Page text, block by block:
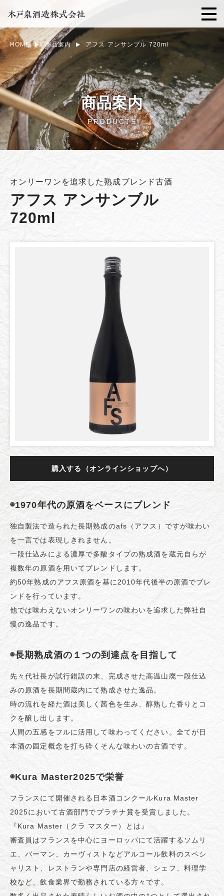
商品案内
PRODUCTS
HOME 商品案内 アフス アンサンブル 720ml
オンリーワンを追求した熟成ブレンド古酒
アフス アンサンブル
720ml
購入する（オンラインショップへ）
◉1970年代の原酒をベースにブレンド
独自製法で造られた長期熟成のafs（アフス）ですが味わい
を一言では表現しきれません。
一段仕込みによる濃厚で多酸タイプの熟成酒を蔵元自らが
複数年の原酒を用いてブレンドします。
約50年熟成のアフス原酒を基に2010年代後半の原酒でブレ
ンドを行っています。
他では味わえないオンリーワンの味わいを追求した弊社自
慢の逸品です。
◉長期熟成酒の１つの到達点を目指して
先々代社長が試行錯誤の末、完成させた高温山廃一段仕込
みの原酒を長期間蔵内にて熟成させた逸品。
時の流れを経た酒は美しく茜色を生み、醇熟した香りとコ
クを醸し出します。
人間の五感をフルに活用して味わってください。全てが日
本酒の固定概念を打ち砕くそんな味わいの古酒です。
◉Kura Master2025で栄誉
フランスにて開催される日本酒コンクールKura Master
2025において古酒部門でプラチナ賞を受賞しました。
『Kura Master（クラ マスター）とは』
審査員はフランスを中心にヨーロッパにて活躍するソムリ
エ、バーマン、カーヴィストなどアルコール飲料のスペシ
ャリスト、レストランや専門店の経営者、シェフ、料理学
校など、飲食業界で勤務されている方々です。